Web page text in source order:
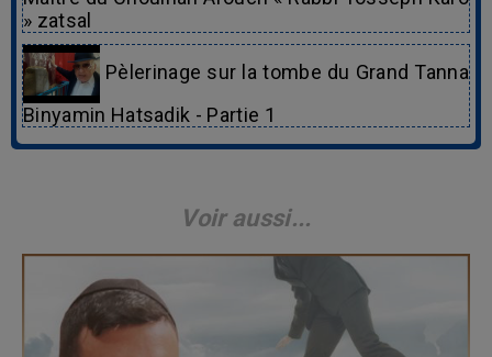
» zatsal
Pèlerinage sur la tombe du Grand Tanna
Binyamin Hatsadik - Partie 1
Voir aussi...